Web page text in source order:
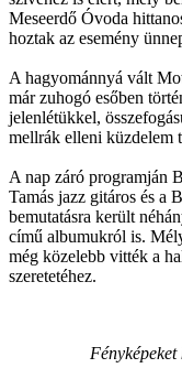
Meseerdő Óvoda
hoztak az esemény
A hagyománnyá vált
már zuhogó esőben
jelenlétükkel,
mellrák elleni küzdelem
A nap záró programján
Tamás jazz gitáros és a
bemutatásra került
című albumukról is.
még közelebb vitték a
szeretetéhez.